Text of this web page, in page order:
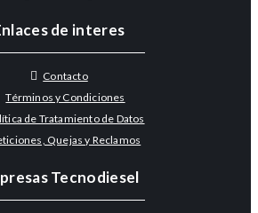
de interes
Contacto
Términos y Condiciones
de Tratamiento de Datos
Quejas y Reclamos
Tecnodiesel